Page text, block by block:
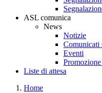
ASL comunica
News
Notizie
Comunicati
Eventi
Liste di attesa
Home